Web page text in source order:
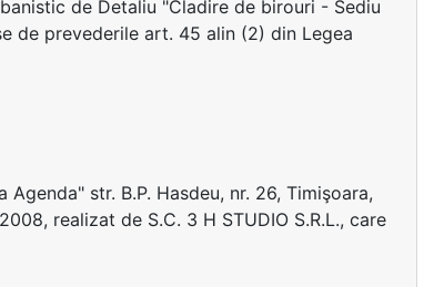
de Detaliu "Cladire de birouri - Sediu
de prevederile art. 45 alin (2) din Legea
str. B.P. Hasdeu, nr. 26, Timişoara,
realizat de S.C. 3 H STUDIO S.R.L., care